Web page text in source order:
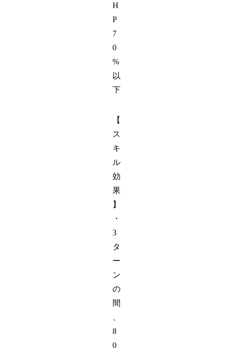
H
P
7
0
%
以
下
【
ス
キ
ル
効
果
】
・
3
タ
ー
ン
の
間
8
0